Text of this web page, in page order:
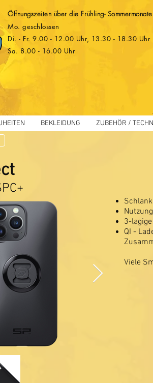
Öffnungszeiten über die Frühling-
Mo. geschlossen
Di. - Fr. 9.00 - 12.00 Uhr, 13.30 - 18.30 Uhr
Sa. 8.00 - 16.00 Uhr
BEKLEIDUNG ZUBEHÖR /
3-
QI -
Viele